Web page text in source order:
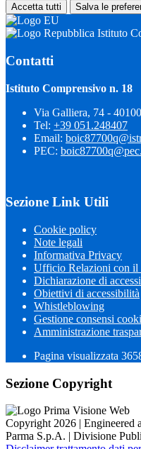
Accetta tutti Salva le
Istituto
Contatti
Istituto Comprensivo n. 18
Via Galliera, 74 -
Tel: +39 051.248407
Email:
PEC:
Sezione Link Utili
Cookie policy
Note legali
Informativa Privacy
Ufficio Relazioni con il
Dichiarazione di
Obiettivi di accessibilità
Whistleblowing
Gestione consensi
Amministrazione
Pagina visualizzata
Sezione Copyright
Copyright 2026 | Engineered
Parma S.p.A. | Divisione